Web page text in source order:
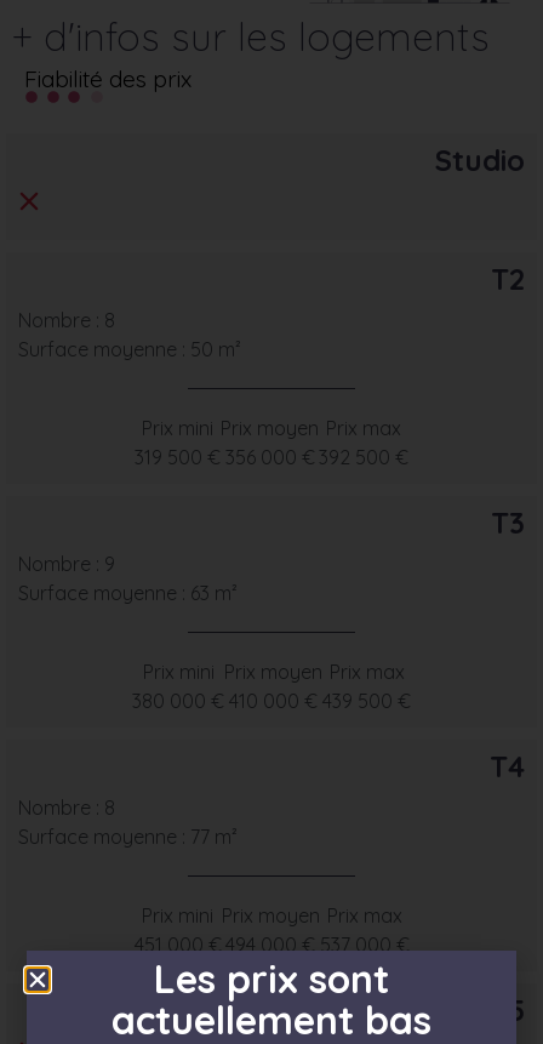
+ d'infos sur les logements
Fiabilité des prix
Studio
T2
Nombre : 8
Surface moyenne : 50 m²
Prix mini
319 500 €
Prix moyen
356 000 €
Prix max
392 500 €
T3
Nombre : 9
Surface moyenne : 63 m²
Prix mini
380 000 €
Prix moyen
410 000 €
Prix max
439 500 €
T4
Nombre : 8
Surface moyenne : 77 m²
Prix mini
451 000 €
Prix moyen
494 000 €
Prix max
537 000 €
T5
Les prix sont
actuellement bas